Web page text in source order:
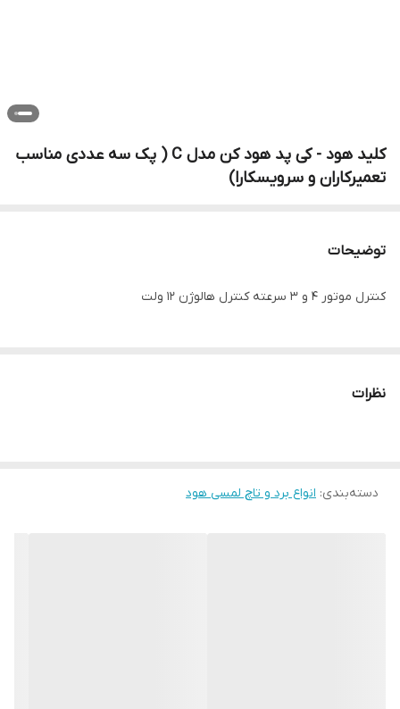
کلید هود - کی پد هود کن مدل C ( پک سه عددی مناسب
تعمیرکاران و سرویسکارا)
توضیحات
کنترل موتور 4 و 3 سرعته کنترل هالوژن 12 ولت
نظرات
دسته‌بندی: انواع برد و تاچ لمسی هود